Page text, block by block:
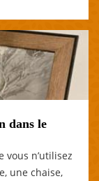
dans le
vous n’utilisez
une chaise,